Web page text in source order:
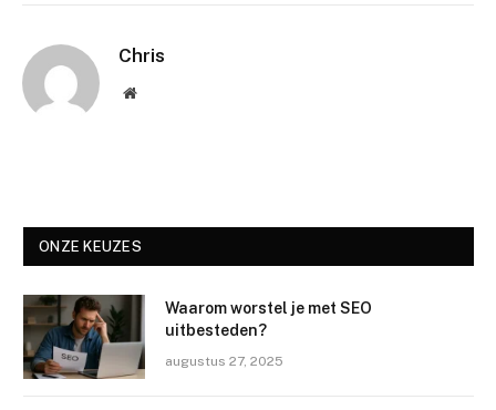
Chris
Website
ONZE KEUZES
Waarom worstel je met SEO
uitbesteden?
augustus 27, 2025